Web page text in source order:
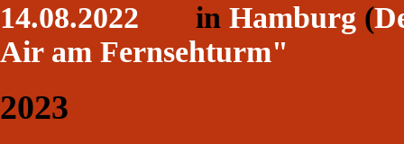
14.08.2022 in Hamburg (
Air am Fernsehturm"
2023